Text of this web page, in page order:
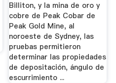
Billiton, y la mina de oro y
cobre de Peak Cobar de
Peak Gold Mine, al
noroeste de Sydney, las
pruebas permitieron
determinar las propiedades
de depositación, ángulo de
escurrimiento ...